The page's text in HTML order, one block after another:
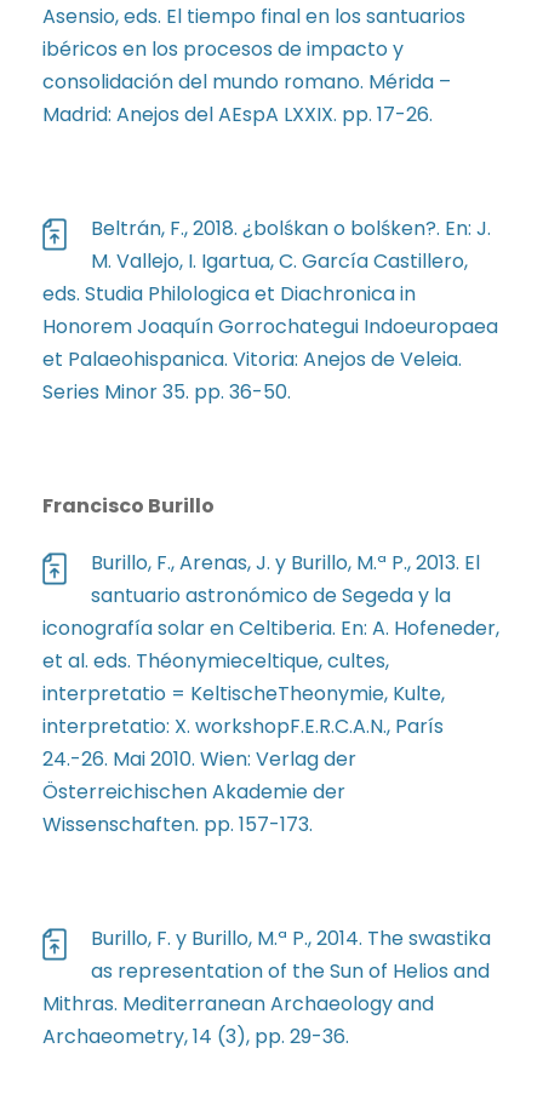
Asensio, eds. El tiempo final en los santuarios
ibéricos en los procesos de impacto y
consolidación del mundo romano. Mérida –
Madrid: Anejos del AEspA LXXIX. pp. 17-26.
Beltrán, F., 2018. ¿bolśkan o bolśken?. En: J.
M. Vallejo, I. Igartua, C. García Castillero,
eds. Studia Philologica et Diachronica in
Honorem Joaquín Gorrochategui Indoeuropaea
et Palaeohispanica. Vitoria: Anejos de Veleia.
Series Minor 35. pp. 36-50.
Francisco Burillo
Burillo, F., Arenas, J. y Burillo, M.ª P., 2013. El
santuario astronómico de Segeda y la
iconografía solar en Celtiberia. En: A. Hofeneder,
et al. eds. Théonymieceltique, cultes,
interpretatio = KeltischeTheonymie, Kulte,
interpretatio: X. workshopF.E.R.C.A.N., París
24.-26. Mai 2010. Wien: Verlag der
Österreichischen Akademie der
Wissenschaften. pp. 157-173.
Burillo, F. y Burillo, M.ª P., 2014. The swastika
as representation of the Sun of Helios and
Mithras. Mediterranean Archaeology and
Archaeometry, 14 (3), pp. 29-36.